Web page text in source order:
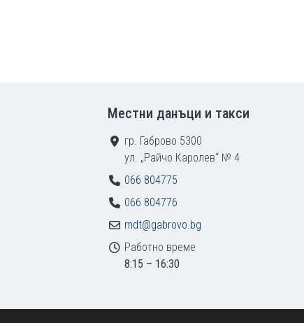
Местни данъци и такси
гр. Габрово 5300
ул. „Райчо Каролев“ № 4
066 804775
066 804776
mdt@gabrovo.bg
Работно време
8:15 – 16:30